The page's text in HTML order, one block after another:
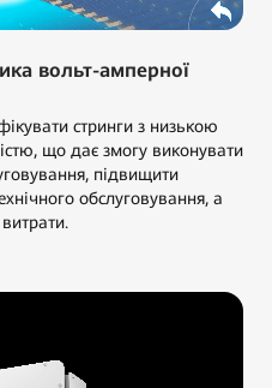
вольт-амперної
стринги з низькою
що дає змогу виконувати
підвищити
обслуговування, а